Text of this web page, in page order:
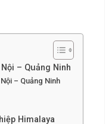
– Quảng Ninh
– Quảng Ninh
Himalaya